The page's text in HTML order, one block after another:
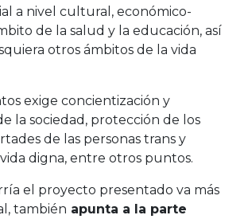
a nivel cultural, económico-
de la salud y la educación, así
otros ámbitos de la vida
exige concientización y
la sociedad, protección de los
de las personas trans y
digna, entre otros puntos.
el proyecto presentado va más
también apunta a la parte